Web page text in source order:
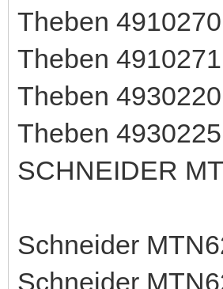
Theben
Theben
Theben
Theben
SCHNEIDER
Schneider
Schneider